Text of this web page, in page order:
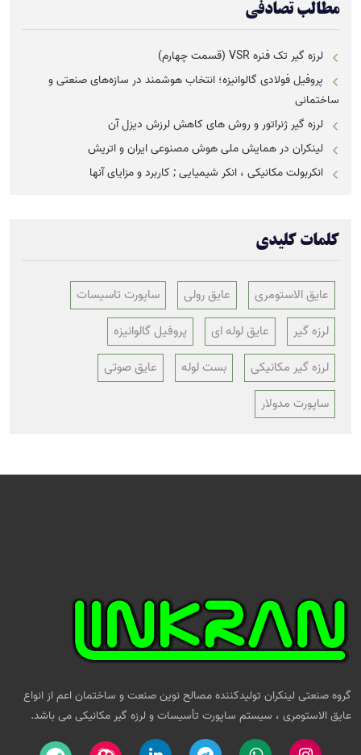
مطالب تصادفی
لرزه گیر تک فنره VSR (قسمت چهارم)
پروفیل فولادی گالوانیزه؛ انتخاب هوشمند در سازه‌های صنعتی و
ساختمانی
لرزه گیر ژنراتور و روش های کاهش لرزش دیزل آن
لینکران در همایش ملی هوش مصنوعی ایران و اتریش
انکربولت مکانیکی ، انکر شیمیایی ; کاربرد و مزایای آنها
کلمات کلیدی
عایق الاستومری عایق رولی
ساپورت تاسیسات
لرزه گیر
عایق لوله ای
پروفیل گالوانیزه
لرزه گیر مکانیکی
بست لوله
عایق صوتی
ساپورت مدولار
گروه صنعتی لینکران تولیدکننده مصالح نوین صنعت و ساختمان اعم از انواع
عایق الاستومری ، سیستم ساپورت تأسیسات و لرزه گیر مکانیکی می باشد.